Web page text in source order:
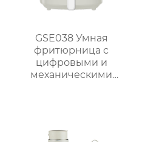
GSE038 Умная
фритюрница с
цифровыми и
механическими